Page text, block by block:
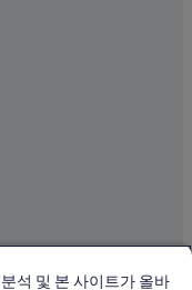
석 및 본 사이트가 올바